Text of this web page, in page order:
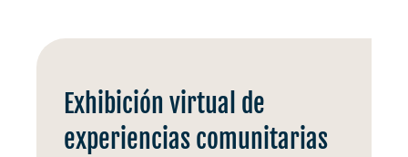
Exhibición virtual de
experiencias comunitarias